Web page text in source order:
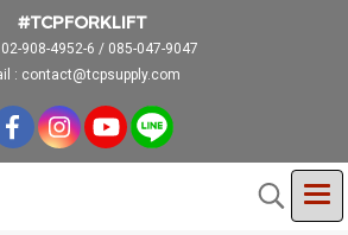
#TCPFORKLIFT
02-908-4952-6 / 085-047-9047
: contact@tcpsupply.com